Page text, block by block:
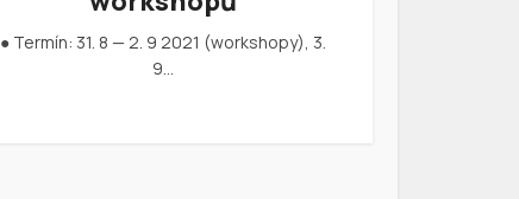
● Termín: 31. 8 — 2. 9 2021 (workshopy), 3.
9…